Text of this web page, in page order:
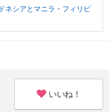
ネシアとマニラ・フィリピ
いいね！